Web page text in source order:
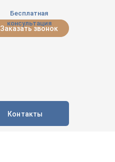
Заказать звонок
Бесплатная
консультация
Контакты